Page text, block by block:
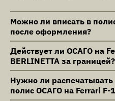
Можно ли вписать в
после оформления?
Действует ли ОСАГО на
BERLINETTA за границей?
Нужно ли
полис ОСАГО на Ferrari F-